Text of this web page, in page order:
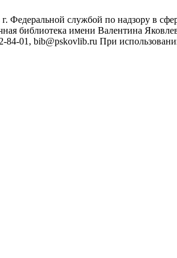
службой по надзору в
библиотека имени Валентина
84-01, bib@pskovlib.ru При